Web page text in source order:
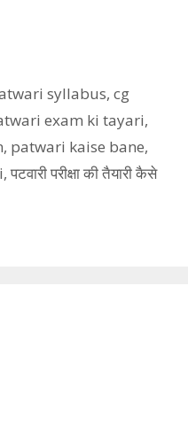
syllabus,cg
exam ki tayari,
, patwari kaise bane,
, पटवारी परीक्षा की तैयारी कैसे